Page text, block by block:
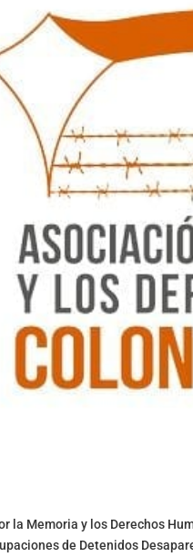
la Memoria y los Derechos
de Detenidos